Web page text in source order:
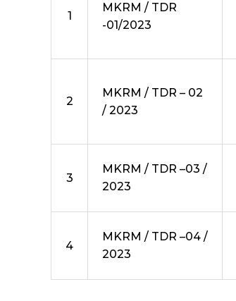
1
MKRM / TDR
-01/2023
2
MKRM / TDR – 02
/ 2023
3
MKRM / TDR –03 /
2023
4
MKRM / TDR –04 /
2023